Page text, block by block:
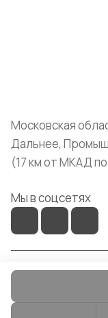
Московская
Дальнее,
(17 км от МКАД
Мы в соцсетях
Конфиденциальность